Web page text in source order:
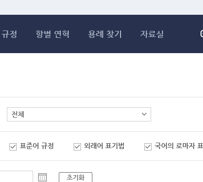
정 항별 연혁 용례 찾기 자료실
표준어 규정 외래어 표기법 국어의 로마자
초기화